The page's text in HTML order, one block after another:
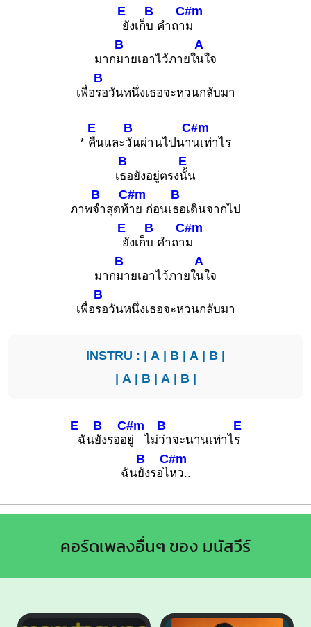
E
ยังเก็
B
บ คำถา
C#m
ม
มาก
B
มายเอาไว้ภายใ
A
นใจ
เพื่อ
B
รอวันหนึ่งเธอจะหวนกลับมา
*
E
คืนและ
B
วันผ่านไปนา
C#m
นเท่าไร
เ
B
ธอยังอยู่ตรง
E
นั้น
ภาพ
B
จำสุดท้
C#m
าย ก่อนเ
B
ธอเดินจากไป
E
ยังเก็
B
บ คำถา
C#m
ม
มาก
B
มายเอาไว้ภายใ
A
นใจ
เพื่อ
B
รอวันหนึ่งเธอจะหวนกลับมา
INSTRU : | A | B | A | B |
| A | B| A | B|
E
ฉัน
B
ยังรออ
C#m
ยู่ ไม่
B
ว่าจะนานเท่าไ
E
ร
ฉัน
B
ยังรอไ
C#m
หว..
คอร์ดเพลงอื่นๆ ของ มนัสวีร์